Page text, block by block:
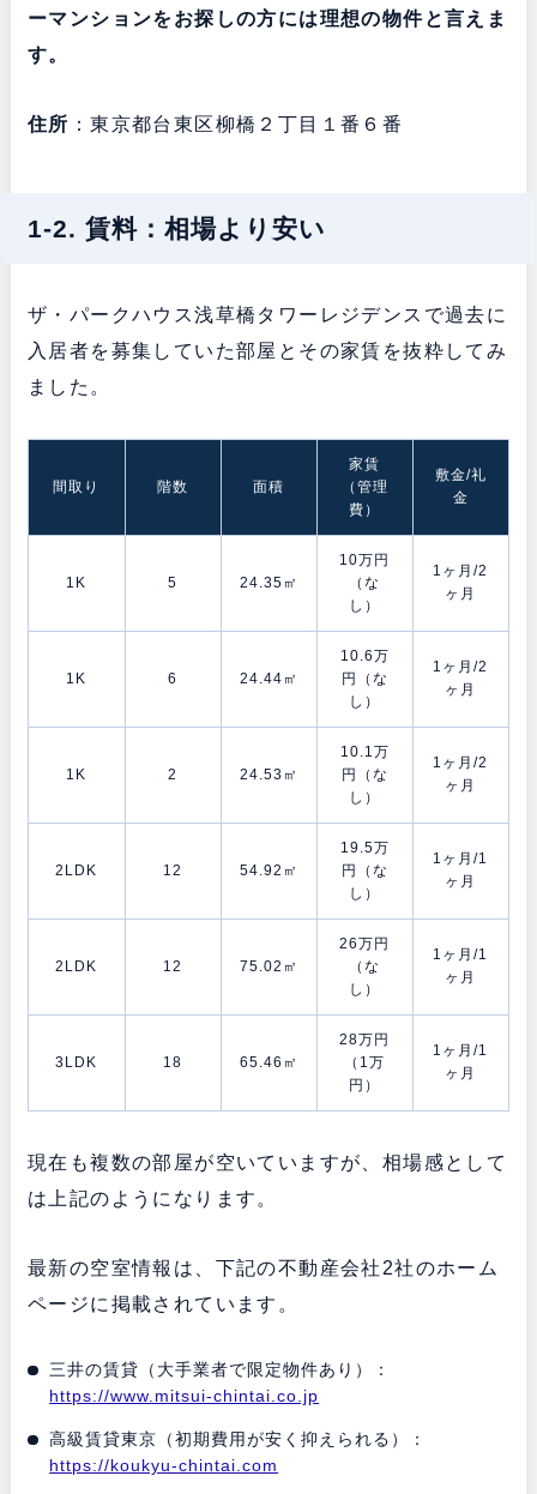
ーマンションをお探しの方には理想の物件と言えま
す。
住所 ：東京都台東区柳橋２丁目１番６番
1-2. 賃料：相場より安い
ザ・パークハウス浅草橋タワーレジデンスで過去に
入居者を募集していた部屋とその家賃を抜粋してみ
ました。
間取り 階数 面積
家賃
（管理
費）
敷金/礼
金
1K 5 24.35㎡
10万円
（な
し）
1ヶ月/2
ヶ月
1K 6 24.44㎡
10.6万
円（な
し）
1ヶ月/2
ヶ月
1K 2 24.53㎡
10.1万
円（な
し）
1ヶ月/2
ヶ月
2LDK 12 54.92㎡
19.5万
円（な
し）
1ヶ月/1
ヶ月
2LDK 12 75.02㎡
26万円
（な
し）
1ヶ月/1
ヶ月
3LDK 18 65.46㎡
28万円
（1万
円）
1ヶ月/1
ヶ月
現在も複数の部屋が空いていますが、相場感として
は上記のようになります。
最新の空室情報は、下記の不動産会社2社のホーム
ページに掲載されています。
三井の賃貸（大手業者で限定物件あり）：
https://www.mitsui-chintai.co.jp
高級賃貸東京（初期費用が安く抑えられる）：
https://koukyu-chintai.com